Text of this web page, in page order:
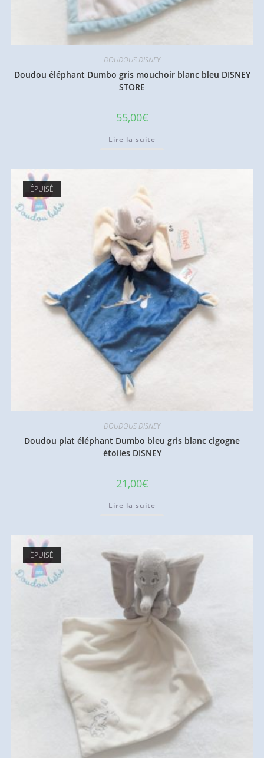
DOUDOUS DISNEY
Doudou éléphant Dumbo gris mouchoir blanc bleu DISNEY
STORE
55,00€
Lire la suite
ÉPUISÉ
DOUDOUS DISNEY
Doudou plat éléphant Dumbo bleu gris blanc cigogne
étoiles DISNEY
21,00€
Lire la suite
ÉPUISÉ